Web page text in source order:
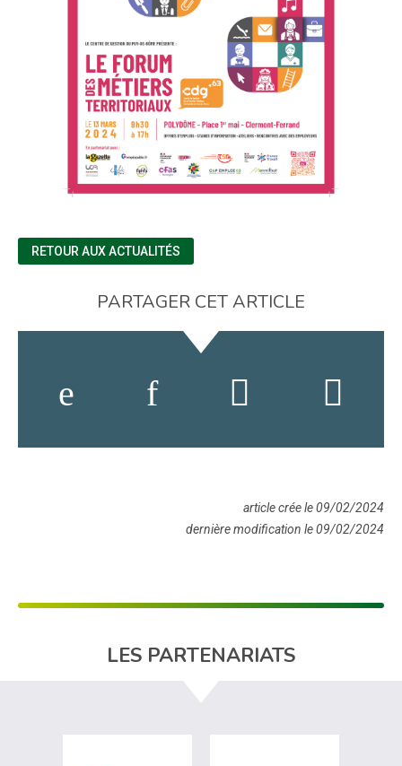
RETOUR AUX ACTUALITÉS
PARTAGER CET ARTICLE
article crée le 09/02/2024
dernière modification le 09/02/2024
LES PARTENARIATS